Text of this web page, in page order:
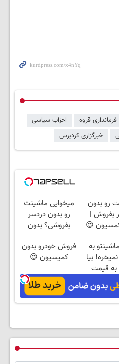
فرمانداری قروه
احزاب سیاسی
خبرگزاری کردپرس
رو بدون
بفروش |
😍
میخوایی ماشینت
رو بدون دردسر
بفروشی؟ بدون
به
بیا
به قیمت
خریدار
فروش خودرو بدون
کمیسیون 😍